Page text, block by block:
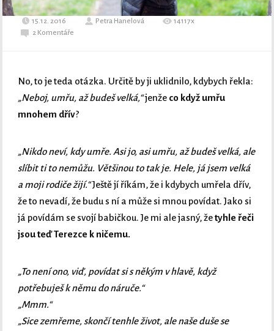
15.12. 2016 Petra Hanelová
14117x
2 Komentáře
No, to je teda otázka. Určitě by ji uklidnilo, kdybych řekla:
„Neboj, umřu, až budeš velká,“jenže co když umřu
mnohem dřív?
„Nikdo neví, kdy umře. Asi jo, asi umřu, až budeš velká, ale
slíbit ti to nemůžu. Většinou to tak je. Hele, já jsem velká
a moji rodiče žijí.“Ještě jí říkám, že i kdybych umřela dřív,
že to nevadí, že budu s ní a může si mnou povídat. Jako si
já povídám se svojí babičkou. Je mi ale jasný, žetyhle řeči
jsou teď Terezce k ničemu.
„To není ono, viď, povídat si s někým v hlavě, když
potřebuješ k němu do náruče.“
„Mmm.“
„Sice zemřeme, skončí tenhle život, ale naše duše se